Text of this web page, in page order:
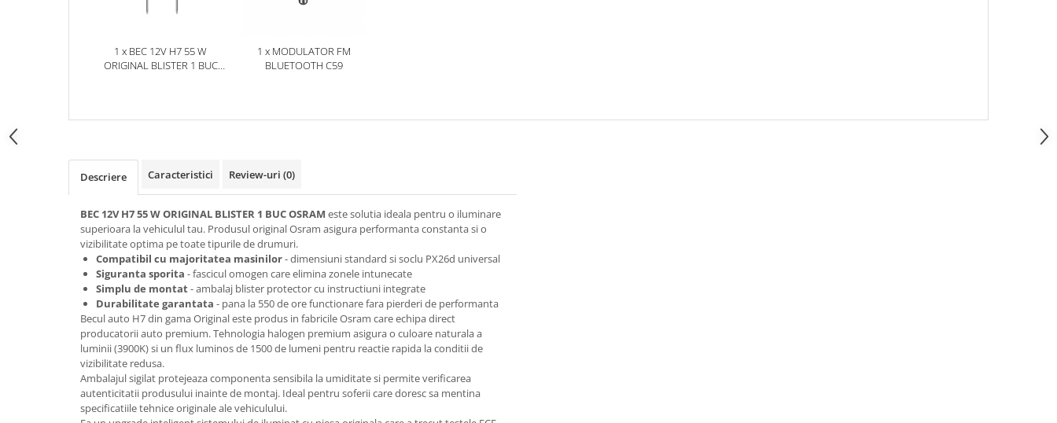
Amortizoare Capota
Oglinzi
Pompa Spalator Parbriz
Accesorii Camioane
Lampi si Proiectoare Camion
Marcaje si Echipamente de
Accesorii Cabina Camion
Echipamente Electrice si
Echipamente ADR si Utilitare
Uleiuri si Lichide Auto
Aditivi Combustibil
1 x BEC 12V H7 55 W
ORIGINAL BLISTER 1 BUC
1 x MODULATOR FM
BLUETOOTH C59
Descriere Caracteristici Review-uri (0)
BEC 12V H7 55 W ORIGINAL BLISTER 1 BUC OSRAM este solutia ideala pentru o iluminare
superioara la vehiculul tau. Produsul original Osram asigura performanta constanta si o
vizibilitate optima pe toate tipurile de drumuri.
Compatibil cu majoritatea masinilor- dimensiuni standard si soclu PX26d universal
Siguranta sporita - fascicul omogen care elimina zonele intunecate
Simplu de montat- ambalaj blister protector cu instructiuni integrate
Durabilitate garantata - pana la 550 de ore functionare fara pierderi de performanta
Becul auto H7 din gama Original este produs in fabricile Osram care echipa direct
producatorii auto premium. Tehnologia halogen premium asigura o culoare naturala a
luminii (3900K) si un flux luminos de 1500 de lumeni pentru reactie rapida la conditii de
vizibilitate redusa.
Ambalajul sigilat protejeaza componenta sensibila la umiditate si permite verificarea
autenticitatii produsului inainte de montaj. Ideal pentru soferii care doresc sa mentina
specificatiile tehnice originale ale vehiculului.